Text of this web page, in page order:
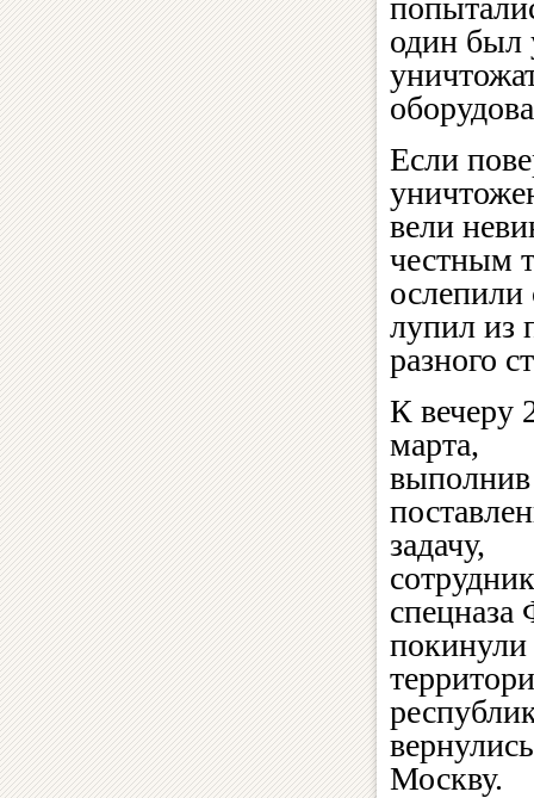
один был
Если
вели
честным
ослепили
лупил из
разного
К вечеру
марта,
выполнив
задачу,
покинули
Москву.